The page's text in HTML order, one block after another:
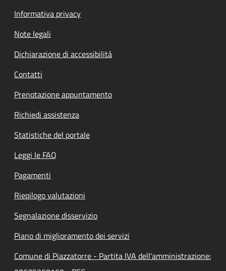
Informativa privacy
Note legali
Dichiarazione di accessibilità
Contatti
Prenotazione appuntamento
Richiedi assistenza
Statistiche del portale
Leggi le FAQ
Pagamenti
Riepilogo valutazioni
Segnalazione disservizio
Piano di miglioramento dei servizi
Comune di Piazzatorre - Partita IVA dell'amministrazione: